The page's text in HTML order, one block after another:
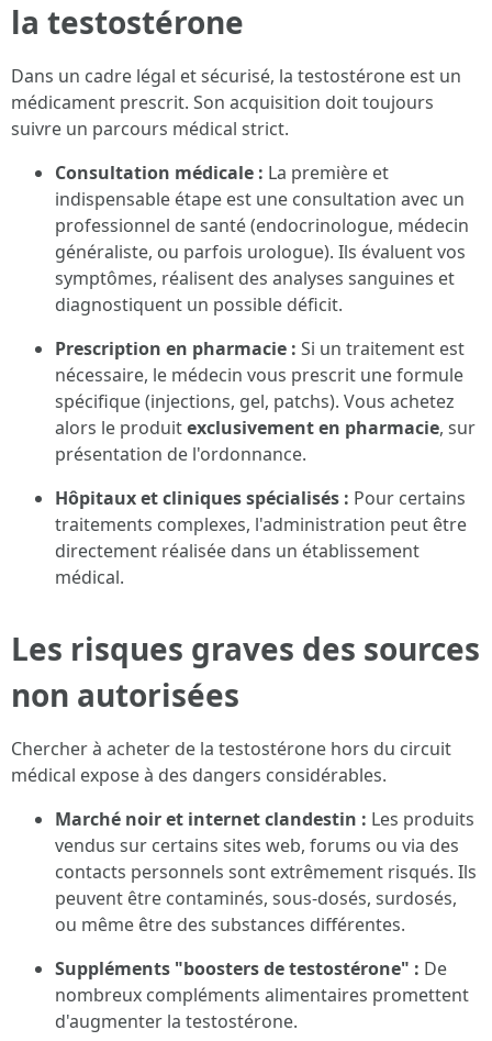
la testostérone
Dans un cadre légal et sécurisé, la testostérone est un
médicament prescrit. Son acquisition doit toujours
suivre un parcours médical strict.
Consultation médicale : La première et
indispensable étape est une consultation avec un
professionnel de santé (endocrinologue, médecin
généraliste, ou parfois urologue). Ils évaluent vos
symptômes, réalisent des analyses sanguines et
diagnostiquent un possible déficit.
Prescription en pharmacie : Si un traitement est
nécessaire, le médecin vous prescrit une formule
spécifique (injections, gel, patchs). Vous achetez
alors le produitexclusivement en pharmacie, sur
présentation de l'ordonnance.
Hôpitaux et cliniques spécialisés : Pour certains
traitements complexes, l'administration peut être
directement réalisée dans un établissement
médical.
Les risques graves des sources
non autorisées
Chercher à acheter de la testostérone hors du circuit
médical expose à des dangers considérables.
Marché noir et internet clandestin : Les produits
vendus sur certains sites web, forums ou via des
contacts personnels sont extrêmement risqués. Ils
peuvent être contaminés, sous-dosés, surdosés,
ou même être des substances différentes.
Suppléments "boosters de testostérone" : De
nombreux compléments alimentaires promettent
d'augmenter la testostérone.